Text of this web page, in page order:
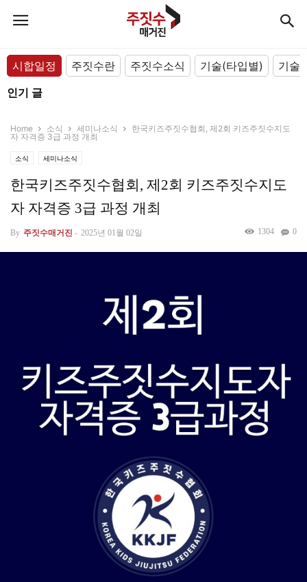
시합일정 주짓수란 주짓수소식 기술(타입별)
기술
인기 글
Home 소식 세미나소식
한국키즈주짓수협회, 제2회 키즈주짓수지도
자 자격증 3급 과정 개최
소식 세미나소식
한국키즈주짓수협회, 제2회 키즈주짓수지도
자 자격증 3급 과정 개최
By 주짓수매거진 - 2025년 01월 02일 0
1304